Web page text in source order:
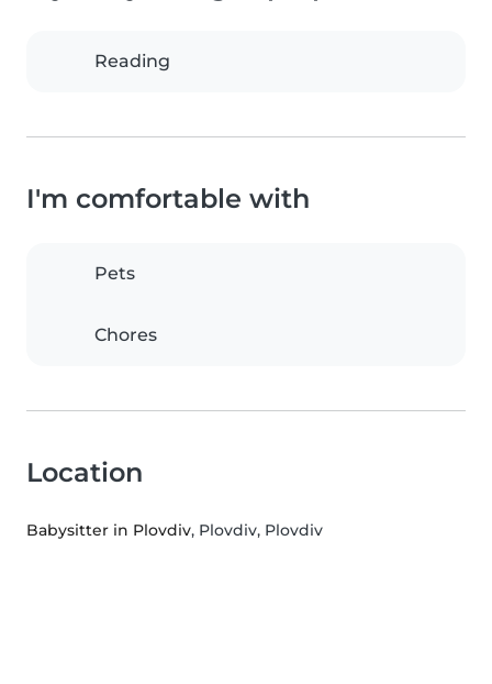
Reading
I'm comfortable with
Pets
Chores
Location
Babysitter in Plovdiv, Plovdiv, Plovdiv